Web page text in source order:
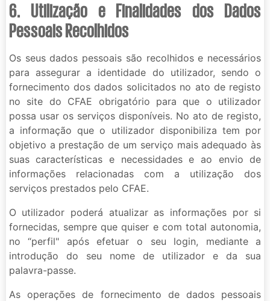
6. Utilização e Finalidades dos Dados
Pessoais Recolhidos
Os seus dados pessoais são recolhidos e necessários
para assegurar a identidade do utilizador, sendo o
fornecimento dos dados solicitados no ato de registo
no site do CFAE obrigatório para que o utilizador
possa usar os serviços disponíveis. No ato de registo,
a informação que o utilizador disponibiliza tem por
objetivo a prestação de um serviço mais adequado às
suas características e necessidades e ao envio de
informações relacionadas com a utilização dos
serviços prestados pelo CFAE.
O utilizador poderá atualizar as informações por si
fornecidas, sempre que quiser e com total autonomia,
no “perfil" após efetuar o seu login, mediante a
introdução do seu nome de utilizador e da sua
palavra-passe.
As operações de fornecimento de dados pessoais